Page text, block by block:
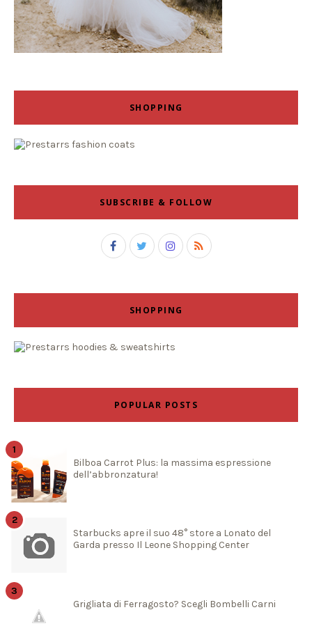
SHOPPING
SUBSCRIBE & FOLLOW
SHOPPING
POPULAR POSTS
Bilboa Carrot Plus: la massima espressione
dell’abbronzatura!
Starbucks apre il suo 48° store a Lonato del
Garda presso Il Leone Shopping Center
Grigliata di Ferragosto? Scegli Bombelli Carni